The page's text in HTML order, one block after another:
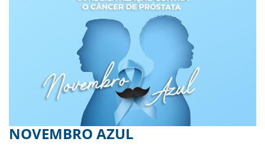
NOVEMBRO AZUL